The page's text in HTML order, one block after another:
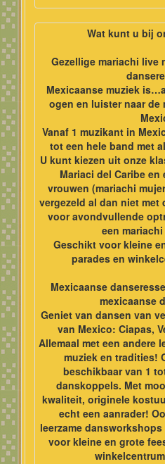
Wat kunt u bij
Gezellige mariachi live
Mexicaanse muziek
ogen en luister naar
Vanaf 1 muzikant in
tot een hele band met
U kunt kiezen uit onze
Mariaci del Caribe en
vrouwen (mariachi
vergezeld al dan niet
vooravondvullende
een
Geschikt voor kleine
parades en
Mexicaanse
mexicaanse
Geniet van dansen van
van Mexico: Ciapas,
Allemaal met een andere
muziek en tradities!
beschikbaar van 1
danskoppels. Met
kwaliteit, originele
echt een aanrader!
leerzame
voor kleine en grote